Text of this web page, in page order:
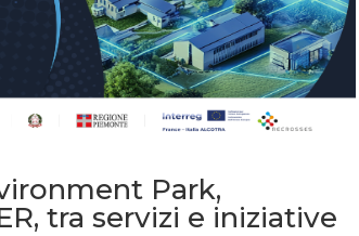
Park,
tra servizi e iniziative